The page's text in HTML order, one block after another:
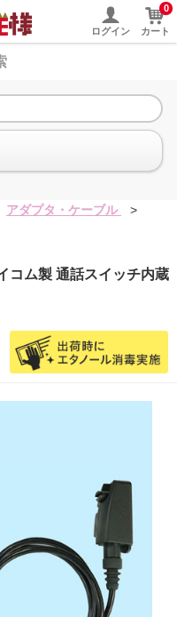
ログイン
0
カート
アダプタ・ケーブル
>
コム製 通話スイッチ内蔵